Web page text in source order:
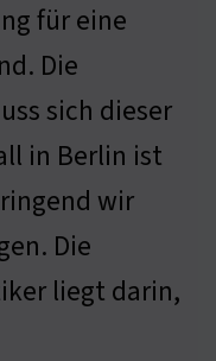
für eine
Die
sich dieser
in Berlin ist
wir
Die
liegt darin,